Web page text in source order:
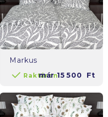
Markus
Raktáron
már15 500 Ft